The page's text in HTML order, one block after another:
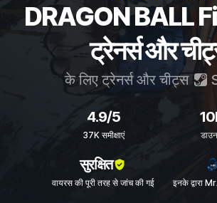
DRAGON BALL
ट्रेनर्स और
के लिए ट्रेनर्स और चीट्स
4.9/5
37K समीक्षाएं
सुरक्षित
वायरस की पूरी तरह से जांच की गई इनके द्वारा